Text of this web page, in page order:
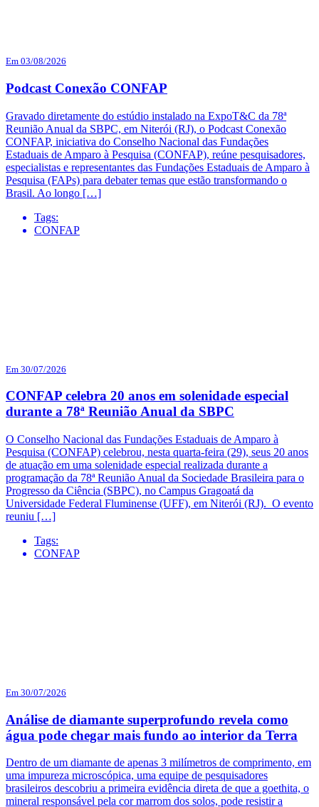
Em 03/08/2026
Podcast Conexão CONFAP
Gravado diretamente do estúdio instalado na ExpoT&C da 78ª
Reunião Anual da SBPC, em Niterói (RJ), o Podcast Conexão
CONFAP, iniciativa do Conselho Nacional das Fundações
Estaduais de Amparo à Pesquisa (CONFAP), reúne pesquisadores,
especialistas e representantes das Fundações Estaduais de Amparo à
Pesquisa (FAPs) para debater temas que estão transformando o
Brasil. Ao longo […]
Tags:
CONFAP
Em 30/07/2026
CONFAP celebra 20 anos em solenidade especial
durante a 78ª Reunião Anual da SBPC
O Conselho Nacional das Fundações Estaduais de Amparo à
Pesquisa (CONFAP) celebrou, nesta quarta-feira (29), seus 20 anos
de atuação em uma solenidade especial realizada durante a
programação da 78ª Reunião Anual da Sociedade Brasileira para o
Progresso da Ciência (SBPC), no Campus Gragoatá da
Universidade Federal Fluminense (UFF), em Niterói (RJ). O evento
reuniu […]
Tags:
CONFAP
Em 30/07/2026
Análise de diamante superprofundo revela como
água pode chegar mais fundo ao interior da Terra
Dentro de um diamante de apenas 3 milímetros de comprimento, em
uma impureza microscópica, uma equipe de pesquisadores
brasileiros descobriu a primeira evidência direta de que a goethita, o
mineral responsável pela cor marrom dos solos, pode resistir a